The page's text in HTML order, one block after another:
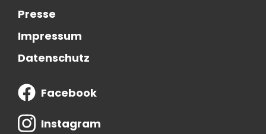
Presse
Impressum
Datenschutz
Facebook
Instagram